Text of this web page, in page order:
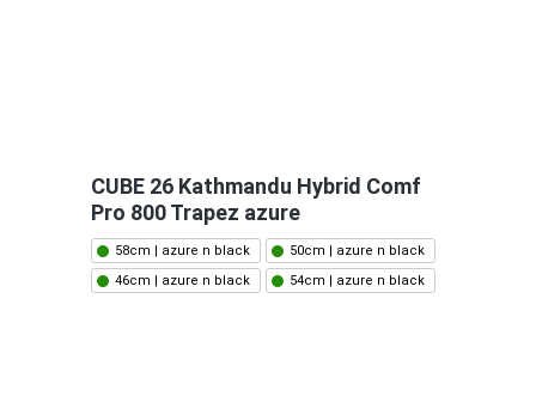
CUBE 26 Kathmandu Hybrid Comf
Pro 800 Trapez azure
58cm | azure n black
50cm | azure n black
46cm | azure n black
54cm | azure n black